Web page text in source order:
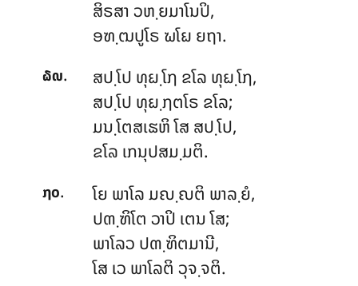
ສິຣສາ ວຫ຺ຍມາໂນປິ,
ອຑ຺ຒປູໂຣ ຆໂຏ ຍຖາ.
໖໙.
ສປ຺ໂປ ທຸຏ຺ໂຐ ຂໂລ ທຸຏ຺ໂຐ,
ສປ຺ໂປ ທຸຏ຺ຐຕໂຣ ຂໂລ;
ມນ຺ໂຕສເຘຫິ ໂສ ສປ຺ໂປ,
ຂໂລ ເກນຸປສມ຺ມຕິ.
໗໐.
ໂຍ ພາໂລ ມຎ຺ຎຕິ ພາລ຺ຍໍ,
ປຓ຺ຑິໂຕ ວາປິ ເຕນ ໂສ;
ພາໂລວ ປຓ຺ຑິຕມານີ,
ໂສ ເວ ພາໂລຕິ ວຸຈ຺ຈຕິ.